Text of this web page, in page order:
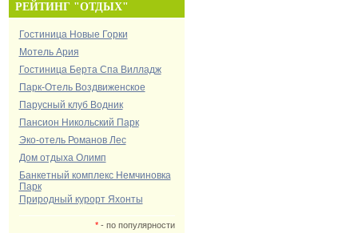
РЕЙТИНГ "ОТДЫХ"
Гостиница Новые Горки
Мотель Ария
Гостиница Берта Спа Вилладж
Парк-Отель Воздвиженское
Парусный клуб Водник
Пансион Никольский Парк
Эко-отель Романов Лес
Дом отдыха Олимп
Банкетный комплекс Немчиновка
Парк
Природный курорт Яхонты
*- по популярности